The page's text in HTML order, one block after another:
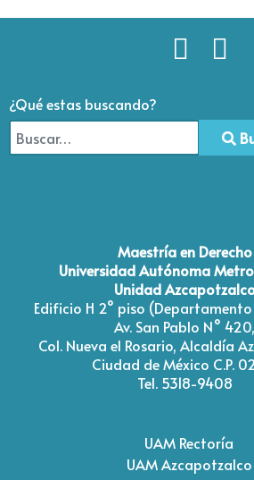
¿Qué estas buscando?
Maestría en Derecho
Universidad Autónoma
Unidad
Edificio H 2° piso (Departamento
Av. San Pablo N° 420,
Col. Nueva el Rosario, Alcaldía
Ciudad de México C.P.
Tel. 5318-9408
UAM Rectoría
UAM Azcapotzalco